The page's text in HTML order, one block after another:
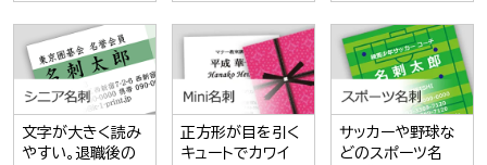
文字が大きく読み
やすい。退職後の
正方形が目を引く
キュートでカワイ
サッカーや野球な
どのスポーツ名